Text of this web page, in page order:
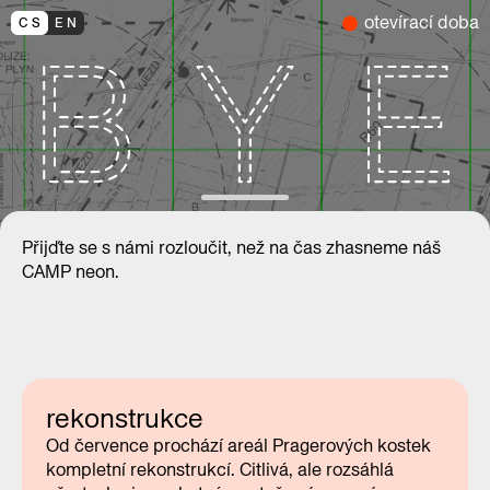
CS EN otevírací doba
Přijďte se s námi rozloučit, než na čas zhasneme náš
CAMP neon.
rekonstrukce
Od července prochází areál Pragerových kostek
kompletní rekonstrukcí. Citlivá, ale rozsáhlá